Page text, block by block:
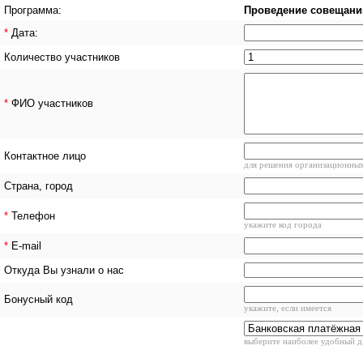
Программа:
Проведение
* Дата:
Количество участников
* ФИО участников
Контактное лицо
для решения
Страна, город
* Телефон
укажите код города
* E-mail
Откуда Вы узнали о нас
Бонусный код
укажите, если имеется
выберите наиболее удобный